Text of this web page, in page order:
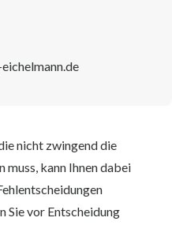
nicht zwingend die
muss, kann Ihnen dabei
Sie vor Entscheidung